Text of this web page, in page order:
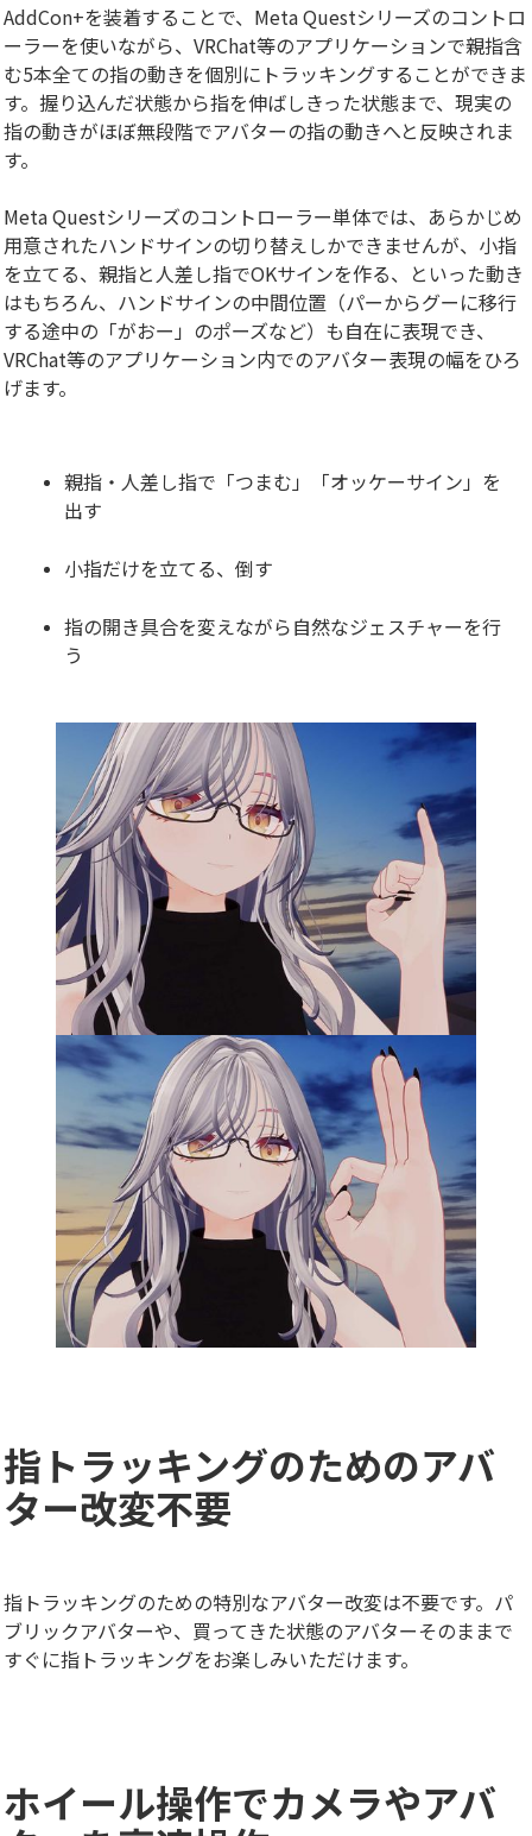
AddCon+を装着することで、Meta Questシリーズのコントロ
ーラーを使いながら、VRChat等のアプリケーションで親指含
む5本全ての指の動きを個別にトラッキングすることができま
す。握り込んだ状態から指を伸ばしきった状態まで、現実の
指の動きがほぼ無段階でアバターの指の動きへと反映されま
す。
Meta Questシリーズのコントローラー単体では、あらかじめ
用意されたハンドサインの切り替えしかできませんが、小指
を立てる、親指と人差し指でOKサインを作る、といった動き
はもちろん、ハンドサインの中間位置（パーからグーに移行
する途中の「がおー」のポーズなど）も自在に表現でき、
VRChat等のアプリケーション内でのアバター表現の幅をひろ
げます。
親指・人差し指で「つまむ」「オッケーサイン」を
出す
小指だけを立てる、倒す
指の開き具合を変えながら自然なジェスチャーを行
う
指トラッキングのためのアバ
ター改変不要
指トラッキングのための特別なアバター改変は不要です。パ
ブリックアバターや、買ってきた状態のアバターそのままで
すぐに指トラッキングをお楽しみいただけます。
ホイール操作でカメラやアバ